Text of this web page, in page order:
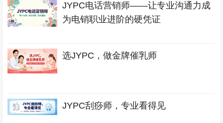
JYPC电话营销师——让专业沟通力成
为电销职业进阶的硬凭证
选JYPC，做金牌催乳师
JYPC刮痧师，专业看得见